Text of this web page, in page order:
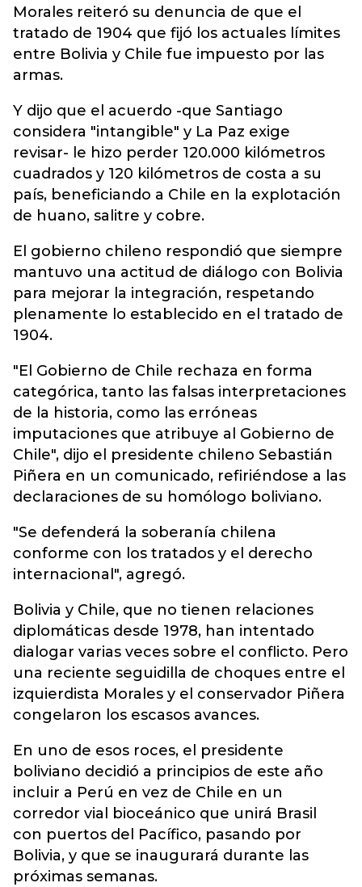
Morales reiteró su denuncia de que el
tratado de 1904 que fijó los actuales límites
entre Bolivia y Chile fue impuesto por las
armas.
Y dijo que el acuerdo -que Santiago
considera "intangible" y La Paz exige
revisar- le hizo perder 120.000 kilómetros
cuadrados y 120 kilómetros de costa a su
país, beneficiando a Chile en la explotación
de huano, salitre y cobre.
El gobierno chileno respondió que siempre
mantuvo una actitud de diálogo con Bolivia
para mejorar la integración, respetando
plenamente lo establecido en el tratado de
1904.
"El Gobierno de Chile rechaza en forma
categórica, tanto las falsas interpretaciones
de la historia, como las erróneas
imputaciones que atribuye al Gobierno de
Chile", dijo el presidente chileno Sebastián
Piñera en un comunicado, refiriéndose a las
declaraciones de su homólogo boliviano.
"Se defenderá la soberanía chilena
conforme con los tratados y el derecho
internacional", agregó.
Bolivia y Chile, que no tienen relaciones
diplomáticas desde 1978, han intentado
dialogar varias veces sobre el conflicto. Pero
una reciente seguidilla de choques entre el
izquierdista Morales y el conservador Piñera
congelaron los escasos avances.
En uno de esos roces, el presidente
boliviano decidió a principios de este año
incluir a Perú en vez de Chile en un
corredor vial bioceánico que unirá Brasil
con puertos del Pacífico, pasando por
Bolivia, y que se inaugurará durante las
próximas semanas.